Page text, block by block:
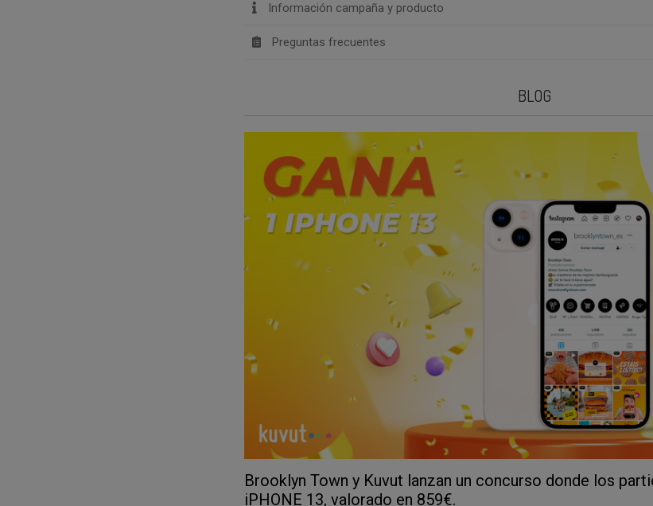
Información campaña y producto
Preguntas frecuentes
BLOG
Brooklyn Town y Kuvut lanzan un concurso donde los
iPHONE 13, valorado en 859€.